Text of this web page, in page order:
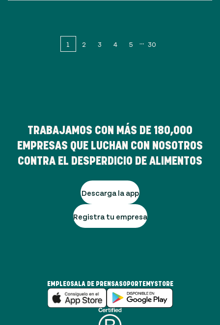
1 2 3 4 5 30
TRABAJAMOS CON MÁS DE 180,000
EMPRESAS QUE LUCHAN CON NOSOTROS
CONTRA EL DESPERDICIO DE ALIMENTOS
Descarga la app
Registra tu empresa
EMPLEOSALA DE PRENSA SOPORTEMYSTORE